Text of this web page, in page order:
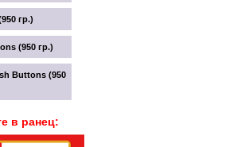
гр.)
(950 гр.)
Buttons (950
в ранец: